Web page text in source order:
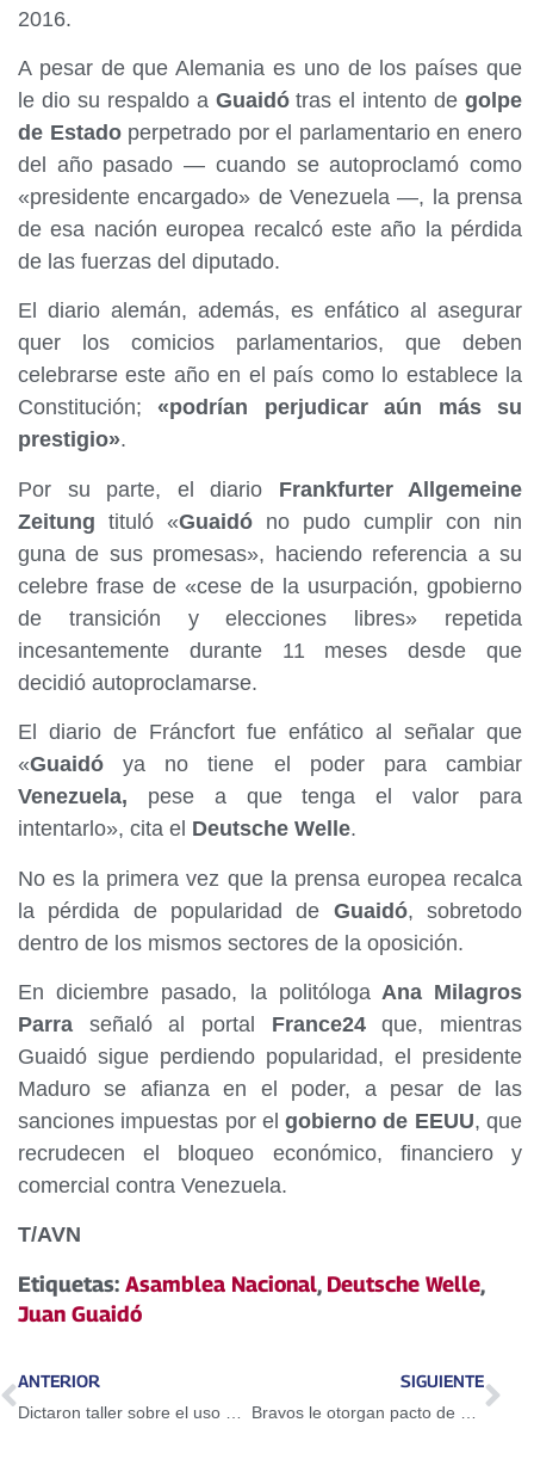
2016.
A pesar de que Alemania es uno de los países que
le dio su respaldo a Guaidótras el intento de golpe
de Estadoperpetrado por el parlamentario en enero
del año pasado — cuando se autoproclamó como
«presidente encargado» de Venezuela —, la prensa
de esa nación europea recalcó este año la pérdida
de las fuerzas del diputado.
El diario alemán, además, es enfático al asegurar
quer los comicios parlamentarios, que deben
celebrarse este año en el país como lo establece la
Constitución; «podrían perjudicar aún más su
prestigio».
Por su parte, el diario Frankfurter Allgemeine
Zeitung tituló «Guaidó no pudo cumplir con nin
guna de sus promesas», haciendo referencia a su
celebre frase de «cese de la usurpación, gpobierno
de transición y elecciones libres» repetida
incesantemente durante 11 meses desde que
decidió autoproclamarse.
El diario de Fráncfort fue enfático al señalar que
«Guaidó ya no tiene el poder para cambiar
Venezuela, pese a que tenga el valor para
intentarlo», cita el Deutsche Welle.
No es la primera vez que la prensa europea recalca
la pérdida de popularidad de Guaidó, sobretodo
dentro de los mismos sectores de la oposición.
En diciembre pasado, la politólogaAna Milagros
Parra señaló al portal France24que, mientras
Guaidó sigue perdiendo popularidad, el presidente
Maduro se afianza en el poder, a pesar de las
sanciones impuestas por elgobierno de EEUU, que
recrudecen el bloqueo económico, financiero y
comercial contra Venezuela.
T/AVN
Etiquetas: Asamblea Nacional, Deutsche Welle,
Juan Guaidó
ANTERIOR SIGUIENTE